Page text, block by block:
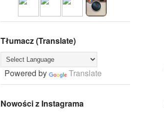
Tłumacz (Translate)
Powered by Translate
Nowości z Instagrama